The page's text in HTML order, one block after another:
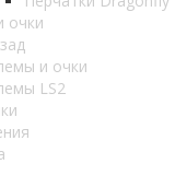
очки
и очки
LS2